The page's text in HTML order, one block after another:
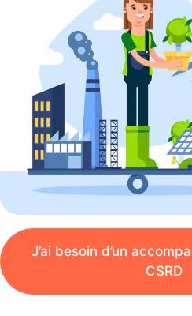
J’ai besoin d’un
CSRD